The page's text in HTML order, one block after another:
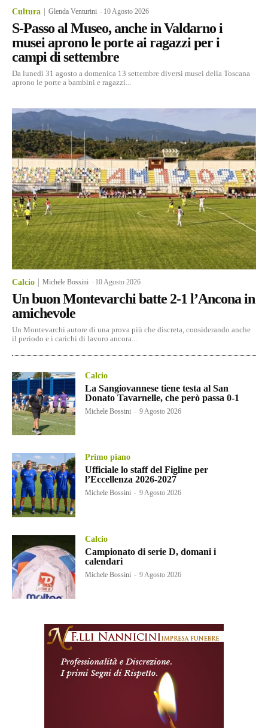
Cultura Glenda Venturini - 10 Agosto 2026
S-Passo al Museo, anche in Valdarno i
musei aprono le porte ai ragazzi per i
campi di settembre
Da lunedì 31 agosto a domenica 13 settembre diversi musei della Toscana
aprono le porte a bambini e ragazzi...
Calcio Michele Bossini - 10 Agosto 2026
Un buon Montevarchi batte 2-1 l’Ancona in
amichevole
Un Montevarchi autore di una prova più che discreta, considerando anche
il periodo e i carichi di lavoro ancora...
Calcio
La Sangiovannese tiene testa al San
Donato Tavarnelle, che però passa 0-1
Michele Bossini - 9 Agosto 2026
Primo piano
Ufficiale lo staff del Figline per
l’Eccellenza 2026-2027
Michele Bossini - 9 Agosto 2026
Calcio
Campionato di serie D, domani i
calendari
Michele Bossini - 9 Agosto 2026